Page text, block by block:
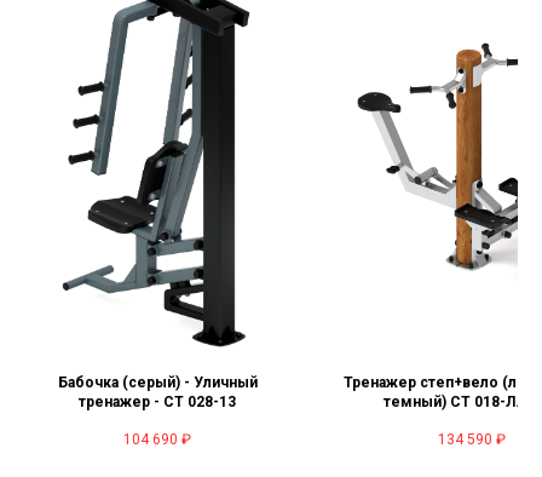
Бабочка (серый) - Уличный
тренажер - СТ 028-13
104 690 ₽
Тренажер степ+вело
темный) СТ 018-
134 590 ₽